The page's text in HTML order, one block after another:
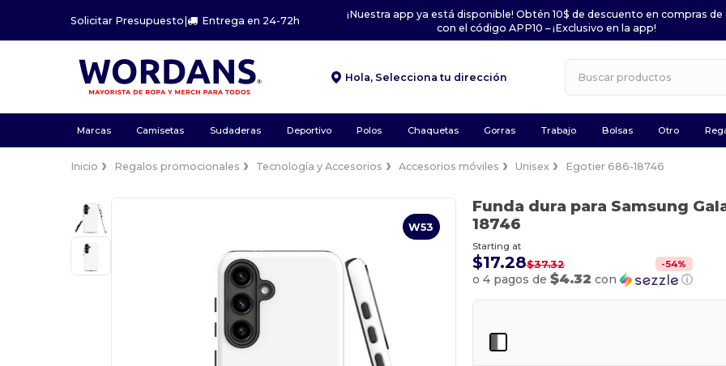
Solicitar Presupuesto| Entrega en 24-72h
¡Nuestra app ya está disponible! Obtén 10$ de descuento en compras
con el código APP10 – ¡Exclusivo en la app!
Hola, Selecciona tu dirección
Marcas Camisetas Sudaderas Deportivo Polos Chaquetas Gorras Trabajo Bolsas Otro
Inicio Regalos promocionales Tecnología y Accesorios Accesorios móviles Unisex Egotier 686-18746
W53
Funda dura para Samsung
18746
Starting at
$17.28$37.32 -54%
o 4 pagos de $4.32 con ⓘ